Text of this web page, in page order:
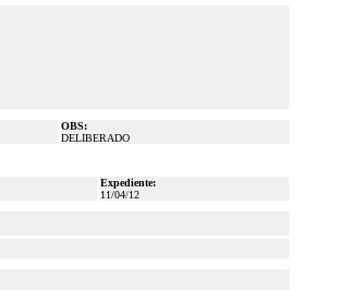
OBS:
DELIBERADO
Expediente:
11/04/12